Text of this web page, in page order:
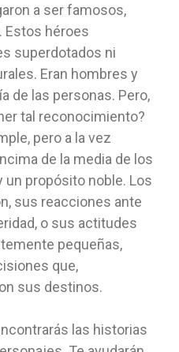
a ser famosos,
Estos héroes
superdotados ni
Eran hombres y
de las personas. Pero,
tal reconocimiento?
pero a la vez
de la media de los
un propósito noble. Los
sus reacciones ante
o sus actitudes
pequeñas,
que,
sus destinos.
las historias